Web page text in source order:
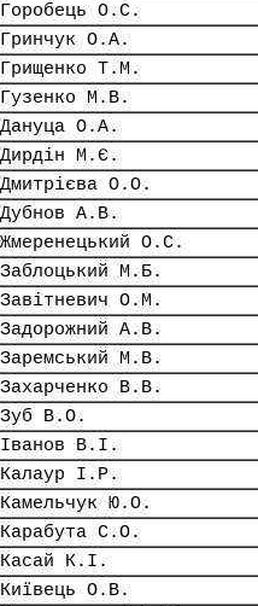
Горобець О.С.
Гринчук О.А.
Грищенко Т.М.
Гузенко М.В.
Дануца О.А.
Дирдін М.Є.
Дмитрієва О.О.
Дубнов А.В.
Жмеренецький О.С.
Заблоцький М.Б.
Завітневич О.М.
Задорожний А.В.
Заремський М.В.
Захарченко В.В.
Зуб В.О.
Іванов В.І.
Калаур І.Р.
Камельчук Ю.О.
Карабута С.О.
Касай К.І.
Київець О.В.